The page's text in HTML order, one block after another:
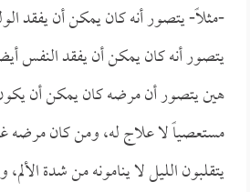
-مثلاً- يتصور أنه كان يمكن أن يفقد
يتصور أنه كان يمكن أن يفقد
هين يتصور أن مرضه كان يمكن أن
مستعصياً لا علاج له، ومن كان مرضه
يتقلبون الليل لا ينامونه من شدة